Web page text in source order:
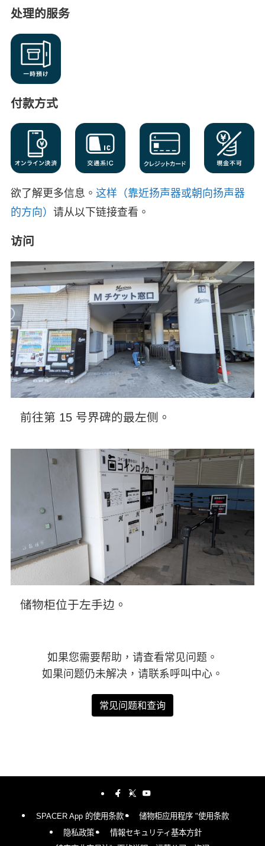
处理的服务
付款方式
欲了解更多信息。 这样（靠近扬声器或朝向扬声器
的方向） 请从以下链接查看。
访问
前往第 15 号界碑的最左侧。
储物柜位于左手边。
如果您需要帮助，请查看常见问题。
如果问题仍未解决，请联系呼叫中心。
常见问题和查询
SPACER App 的使用条款。
储物柜应用程序 "使用条款
隐私政策。
情報セキュリティ基本方針